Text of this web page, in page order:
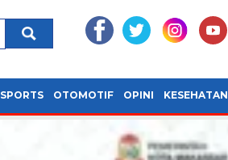
SPORTS OTOMOTIF OPINI KESEHATAN